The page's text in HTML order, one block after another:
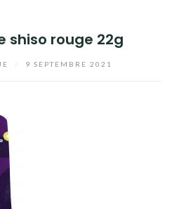
shiso rouge 22g
9 SEPTEMBRE 2021